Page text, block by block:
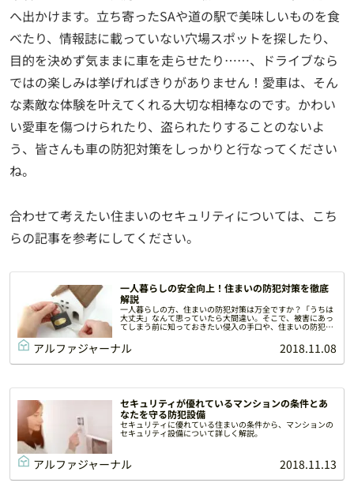
へ出かけます。立ち寄ったSAや道の駅で美味しいものを食
べたり、情報誌に載っていない穴場スポットを探したり、
目的を決めず気ままに車を走らせたり……、ドライブなら
ではの楽しみは挙げればきりがありません！愛車は、そん
な素敵な体験を叶えてくれる大切な相棒なのです。かわい
い愛車を傷つけられたり、盗られたりすることのないよ
う、皆さんも車の防犯対策をしっかりと行なってください
ね。
合わせて考えたい住まいのセキュリティについては、こち
らの記事を参考にしてください。
一人暮らしの安全向上！住まいの防犯対策を徹底
解説
一人暮らしの方、住まいの防犯対策は万全ですか？「うちは
大丈夫」なんて思っていたら大間違い。そこで、被害にあっ
てしまう前に知っておきたい侵入の手口や、住まいの防犯対
策についてご紹介します。
アルファジャーナル 2018.11.08
セキュリティが優れているマンションの条件とあ
なたを守る防犯設備
セキュリティに優れている住まいの条件から、マンションの
セキュリティ設備について詳しく解説。
アルファジャーナル 2018.11.13